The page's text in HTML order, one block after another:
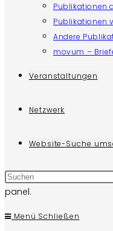
Publikationen
Publikationen
Andere
movum –
Veranstaltungen
Netzwerk
Website-Suche
panel.
Menü Schließen